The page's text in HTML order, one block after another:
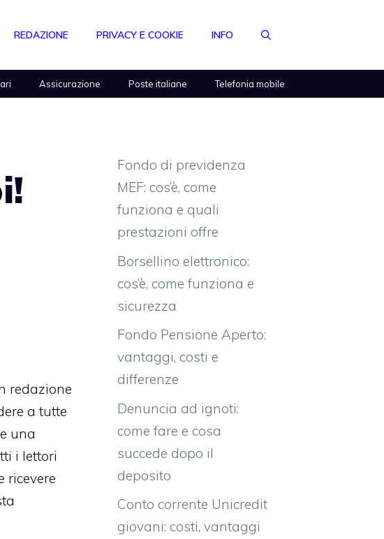
REDAZIONE PRIVACY E COOKIE INFO
Assicurazione Poste italiane Telefonia mobile
redazione
a tutte
una
i lettori
ricevere
Fondo di previdenza
MEF: cos’è, come
funziona e quali
prestazioni offre
Borsellino elettronico:
cos’è, come funziona e
sicurezza
Fondo Pensione Aperto:
vantaggi, costi e
differenze
Denuncia ad ignoti:
come fare e cosa
succede dopo il
deposito
Conto corrente Unicredit
giovani: costi, vantaggi